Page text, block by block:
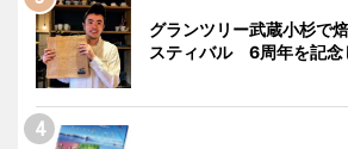
グランツリー武蔵小杉で
スティバル 6周年を記念